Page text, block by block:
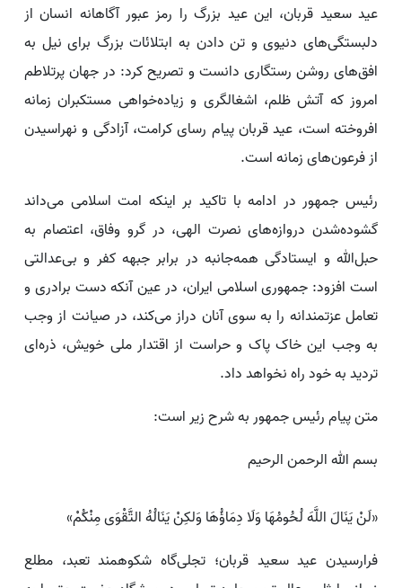
عید سعید قربان، این عید بزرگ را رمز عبور آگاهانه انسان از
دلبستگی‌های دنیوی و تن دادن به ابتلائات بزرگ برای نیل به
افق‌های روشن رستگاری دانست و تصریح کرد: در جهان پرتلاطم
امروز که آتش ظلم، اشغالگری و زیاده‌خواهی مستکبران زمانه
افروخته است، عید قربان پیام رسای کرامت، آزادگی و نهراسیدن
از فرعون‌های زمانه است.
رئیس جمهور در ادامه با تاکید بر اینکه امت اسلامی می‌داند
گشوده‌شدن دروازه‌های نصرت الهی، در گرو وفاق، اعتصام به
حبل‌الله و ایستادگی همه‌جانبه در برابر جبهه کفر و بی‌عدالتی
است افزود: جمهوری اسلامی ایران، در عین آنکه دست برادری و
تعامل عزتمندانه را به سوی آنان دراز می‌کند، در صیانت از وجب
به وجب این خاک پاک و حراست از اقتدار ملی خویش، ذره‌ای
تردید به خود راه نخواهد داد.
متن پیام رئیس جمهور به شرح زیر است:
بسم الله الرحمن الرحیم
«لَنْ یَنَالَ اللَّهَ لُحُومُهَا وَلَا دِمَاؤُهَا وَلکِنْ یَنَالُهُ التَّقْوَی مِنْکُمْ»
فرارسیدن عید سعید قربان؛ تجلی‌گاه شکوهمند تعبد، مطلع